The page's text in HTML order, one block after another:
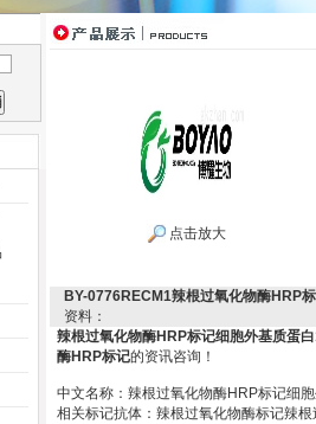
点击放大
BY-0776RECM1辣根过氧化物酶HRP
资料：
辣根过氧化物酶HRP标记细胞外基质蛋
酶HRP标记的资讯咨询！
中文名称：辣根过氧化物酶HRP标记细
相关标记抗体：辣根过氧化物酶标记辣